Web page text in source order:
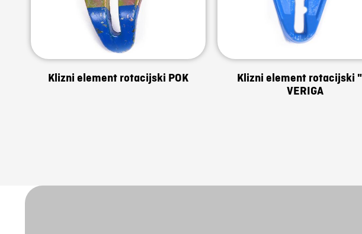
Klizni element rotacijski POK
Klizni element rotacijski
VERIGA